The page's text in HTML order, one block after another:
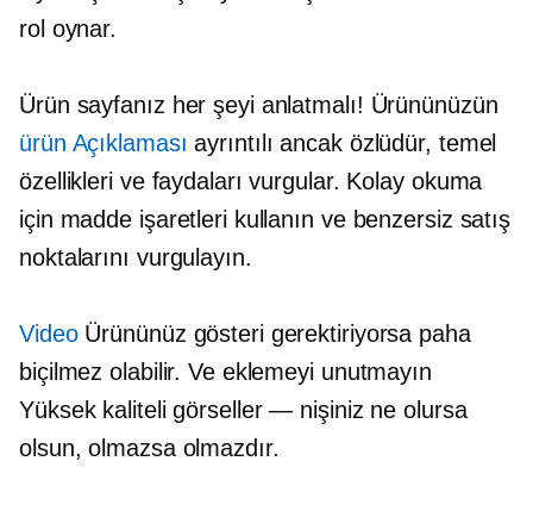
rol oynar.
Ürün sayfanız her şeyi anlatmalı! Ürününüzün
ürün Açıklaması ayrıntılı ancak özlüdür, temel
özellikleri ve faydaları vurgular. Kolay okuma
için madde işaretleri kullanın ve benzersiz satış
noktalarını vurgulayın.
VideoÜrününüz gösteri gerektiriyorsa paha
biçilmez olabilir. Ve eklemeyi unutmayın
Yüksek kaliteligörseller — nişiniz ne olursa
olsun, olmazsa olmazdır.